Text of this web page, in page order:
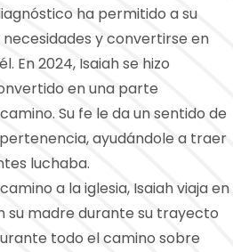
ha permitido a su
y convertirse en
En 2024, Isaiah se hizo
en una parte
Su fe le da un sentido de
ayudándole a traer
luchaba.
a la iglesia, Isaiah viaja en
su madre durante su trayecto
todo el camino sobre